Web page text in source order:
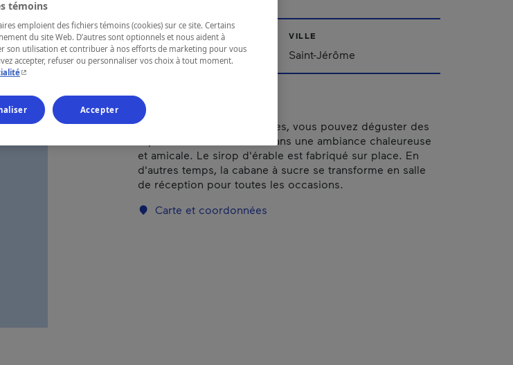
RÉGION
Laurentides
VILLE
Saint-Jérôme
Pendant la saison des sucres, vous pouvez déguster des
repas de cabane à sucre dans une ambiance chaleureuse
et amicale. Le sirop d'érable est fabriqué sur place. En
d'autres temps, la cabane à sucre se transforme en salle
de réception pour toutes les occasions.
Carte et coordonnées
témoins
emploient des fichiers témoins (cookies) sur ce site. Certains
du site Web. D’autres sont optionnels et nous aident à
son utilisation et contribuer à nos efforts de marketing pour vous
accepter, refuser ou personnaliser vos choix à tout moment.
- Cet hyperlien s'ouvrira dans une nouvelle fenêtre.
Accepter